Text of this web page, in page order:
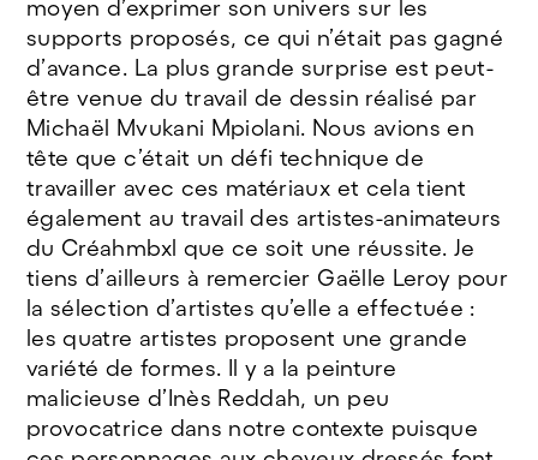
moyen d’exprimer son univers sur les
supports proposés, ce qui n’était pas gagné
d’avance. La plus grande surprise est peut-
être venue du travail de dessin réalisé par
Michaël Mvukani Mpiolani. Nous avions en
tête que c’était un défi technique de
travailler avec ces matériaux et cela tient
également au travail des artistes-animateurs
du Créahmbxl que ce soit une réussite. Je
tiens d’ailleurs à remercier Gaëlle Leroy pour
la sélection d’artistes qu’elle a effectuée :
les quatre artistes proposent une grande
variété de formes. Il y a la peinture
malicieuse d’Inès Reddah, un peu
provocatrice dans notre contexte puisque